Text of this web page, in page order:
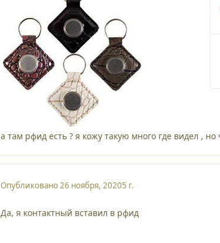
а там рфид есть ? я кожу такую много где видел ,
Опубликовано26 ноября, 20205 г.
Да, я контактный вставил в рфид